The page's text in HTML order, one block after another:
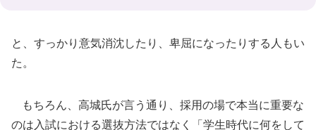
と、すっかり意気消沈したり、卑屈になったりする人もい
た。
もちろん、高城氏が言う通り、採用の場で本当に重要な
のは入試における選抜方法ではなく「学生時代に何をして